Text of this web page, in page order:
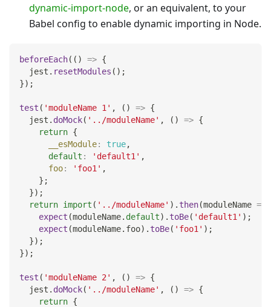
dynamic-import-node, or an equivalent, to your
Babel config to enable dynamic importing in Node.
beforeEach( ( ) => {
  jest
. resetModules ( ) ;
}) ;
test ( 'moduleName 1' , ( ) => {
  jest
. doMock( '../moduleName' , ( ) => {
return {
__esModule: true,
default : 'default1' ,
foo: 'foo1' ,
} ;
}) ;
return import ( '../moduleName' ) . then(moduleName =>
expect (moduleName. default) . toBe( 'default1' ) ;
expect (moduleName. foo) . toBe( 'foo1' ) ;
}) ;
}) ;
test ( 'moduleName 2' , ( ) => {
  jest
. doMock( '../moduleName' , ( ) => {
return {